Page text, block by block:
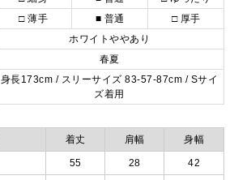
□ 薄手 ■ 普通
□ 厚手
ホワイトややあり
春夏
身長173cm / スリーサイズ 83-57-87cm / Sサイ
ズ着用
着丈 肩幅 身幅
55 28 42